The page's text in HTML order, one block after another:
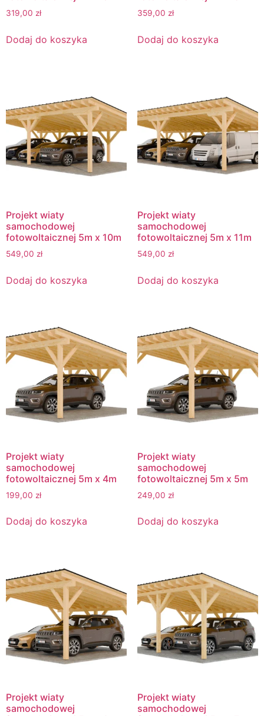
319,00 zł
Dodaj do koszyka
359,00 zł
Dodaj do koszyka
Projekt wiaty
samochodowej
fotowoltaicznej 5m x 10m
549,00 zł
Dodaj do koszyka
Projekt wiaty
samochodowej
fotowoltaicznej 5m x 11m
549,00 zł
Dodaj do koszyka
Projekt wiaty
samochodowej
fotowoltaicznej 5m x 4m
199,00 zł
Dodaj do koszyka
Projekt wiaty
samochodowej
fotowoltaicznej 5m x 5m
249,00 zł
Dodaj do koszyka
Projekt wiaty
samochodowej
Projekt wiaty
samochodowej